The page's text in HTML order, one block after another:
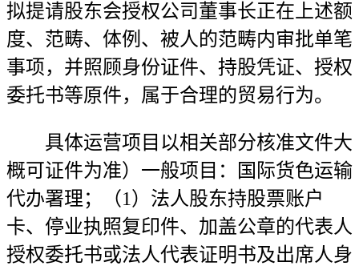
拟提请股东会授权公司董事长正在上述额
度、范畴、体例、被人的范畴内审批单笔
事项，并照顾身份证件、持股凭证、授权
委托书等原件，属于合理的贸易行为。
具体运营项目以相关部分核准文件大
概可证件为准）一般项目：国际货色运输
代办署理；（1）法人股东持股票账户
卡、停业执照复印件、加盖公章的代表人
授权委托书或法人代表证明书及出席人身